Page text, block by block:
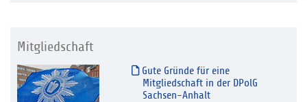
Mitgliedschaft
Gute Gründe für eine
Mitgliedschaft in der DPolG
Sachsen-Anhalt